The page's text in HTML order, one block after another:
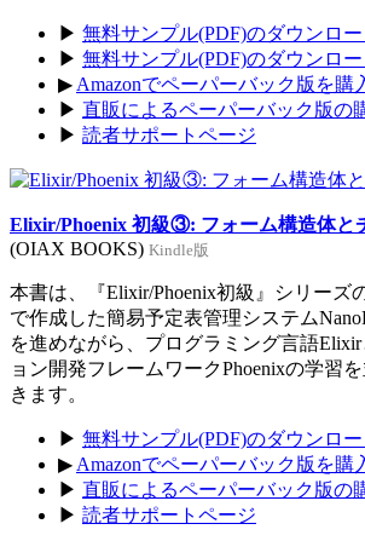
▶ 無料サンプル(PDF)のダウンロ
▶ 無料サンプル(PDF)のダウンロ
▶ Amazonでペーパーバック版を購
▶ 直販によるペーパーバック版の
▶ 読者サポートページ
Elixir/Phoenix 初級③: フォーム構造体と
(OIAX BOOKS) Kindle版
本書は、『Elixir/Phoenix初級』シリーズ
で作成した簡易予定表管理システム
を進めながら、プログラミング言語
ョン開発フレームワークPhoenixの学習
きます。
▶ 無料サンプル(PDF)のダウンロー
▶ Amazonでペーパーバック版を購
▶ 直販によるペーパーバック版の
▶ 読者サポートページ